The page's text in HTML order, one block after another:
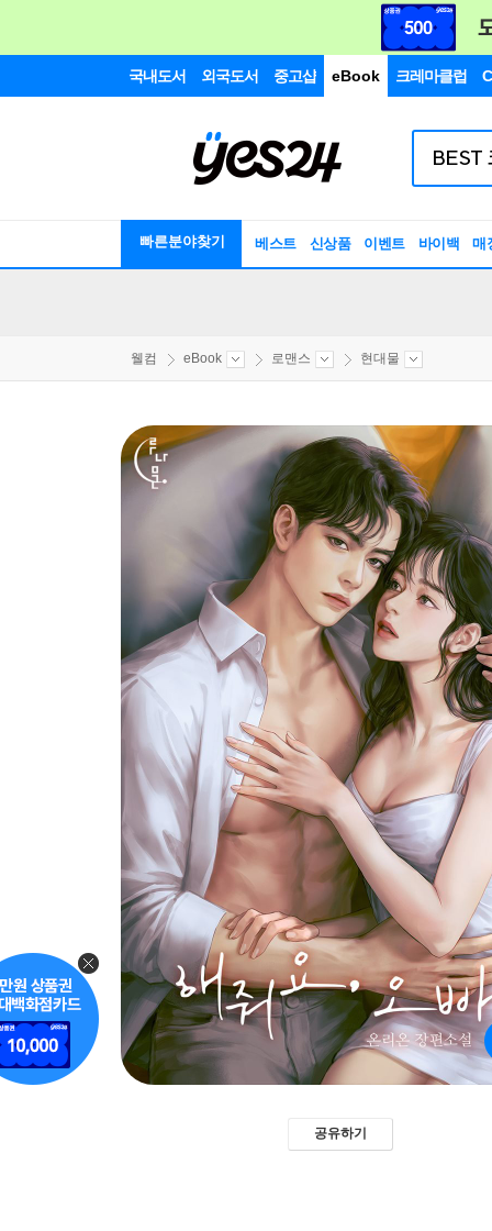
국내도서 외국도서 중고샵 eBook 크레마클럽
빠른분야찾기 베스트 신상품 이벤트 바이백 매
웰컴 eBook 로맨스 현대물
공유하기